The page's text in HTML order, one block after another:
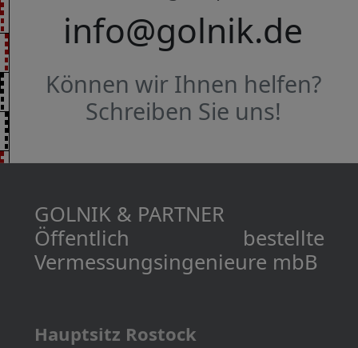
info@golnik.de
Können wir Ihnen helfen?
Schreiben Sie uns!
GOLNIK & PARTNER
Öffentlich bestellte
Vermessungs­­ingenieure mbB
Hauptsitz Rostock